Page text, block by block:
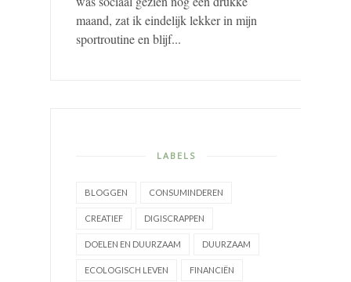
maand, zat ik eindelijk lekker in mijn
sportroutine en blijf...
LABELS
BLOGGEN CONSUMINDEREN
CREATIEF DIGISCRAPPEN
DOELEN EN DUURZAAM DUURZAAM
ECOLOGISCH LEVEN FINANCIËN